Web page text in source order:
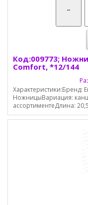
-
Код:009773;
Comfort, *12/144
Характеристики:Бренд:
НожницыВариация:
ассортиментеДлина: